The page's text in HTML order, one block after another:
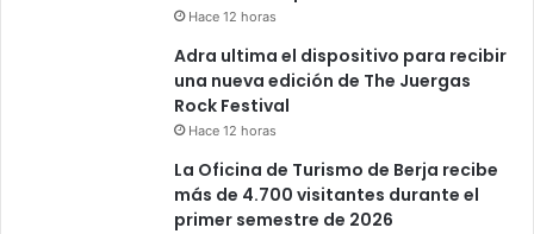
Hace 12 horas
Adra ultima el dispositivo para recibir
una nueva edición de The Juergas
Rock Festival
Hace 12 horas
La Oficina de Turismo de Berja recibe
más de 4.700 visitantes durante el
primer semestre de 2026